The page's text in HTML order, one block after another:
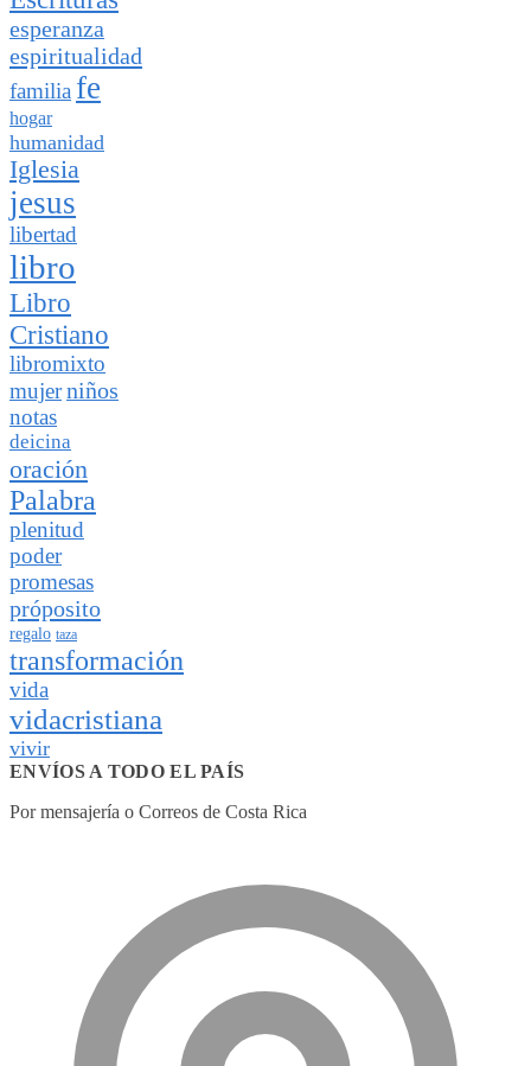
esperanza
espiritualidad
familia fe
hogar
humanidad
Iglesia
jesus
libertad
libro
Libro
Cristiano
libromixto
mujerniños
notas
deicina
oración
Palabra
plenitud
poder
promesas
próposito
regalo taza
transformación
vida
vidacristiana
vivir
ENVÍOS A TODO EL PAÍS
Por mensajería o Correos de Costa Rica